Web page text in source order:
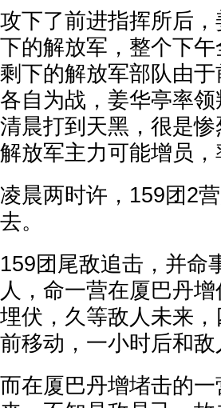
攻下了前进指挥所后
下的解放军，整个下
剩下的解放军部队由
各自为战，姜华亭率
清晨打到天黑，很是
解放军主力可能增员
凌晨两时许，159团2
去。
159团尾敌追击，并命
人，命一营在厦巴丹
埋伏，久等敌人未来
前移动，一小时后和
而在厦巴丹增堵击的